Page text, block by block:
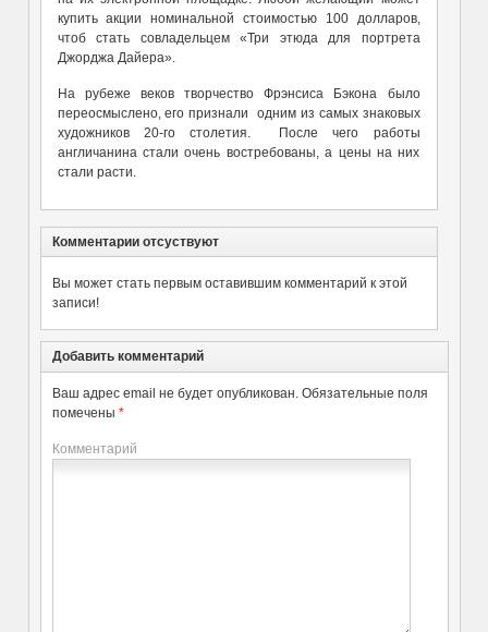
купить акции номинальной стоимостью 100 долларов,
чтоб стать совладельцем «Три этюда для портрета
Джорджа Дайера».
На рубеже веков творчество Фрэнсиса Бэкона было
переосмыслено, его признали одним из самых знаковых
художников 20-го столетия. После чего работы
англичанина стали очень востребованы, а цены на них
стали расти.
Комментарии отсуствуют
Вы может стать первым оставившим комментарий к этой
записи!
Добавить комментарий
Ваш адрес email не будет опубликован. Обязательные поля
помечены *
Комментарий